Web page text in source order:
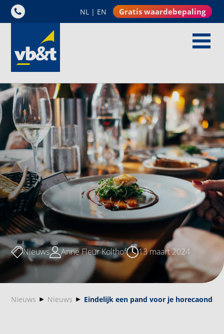
NL | EN Gratis waardebepaling
Nieuws Anne Fleur Kolthof 13 maart 2024
Nieuws Nieuws Eindelijk een pand voor je